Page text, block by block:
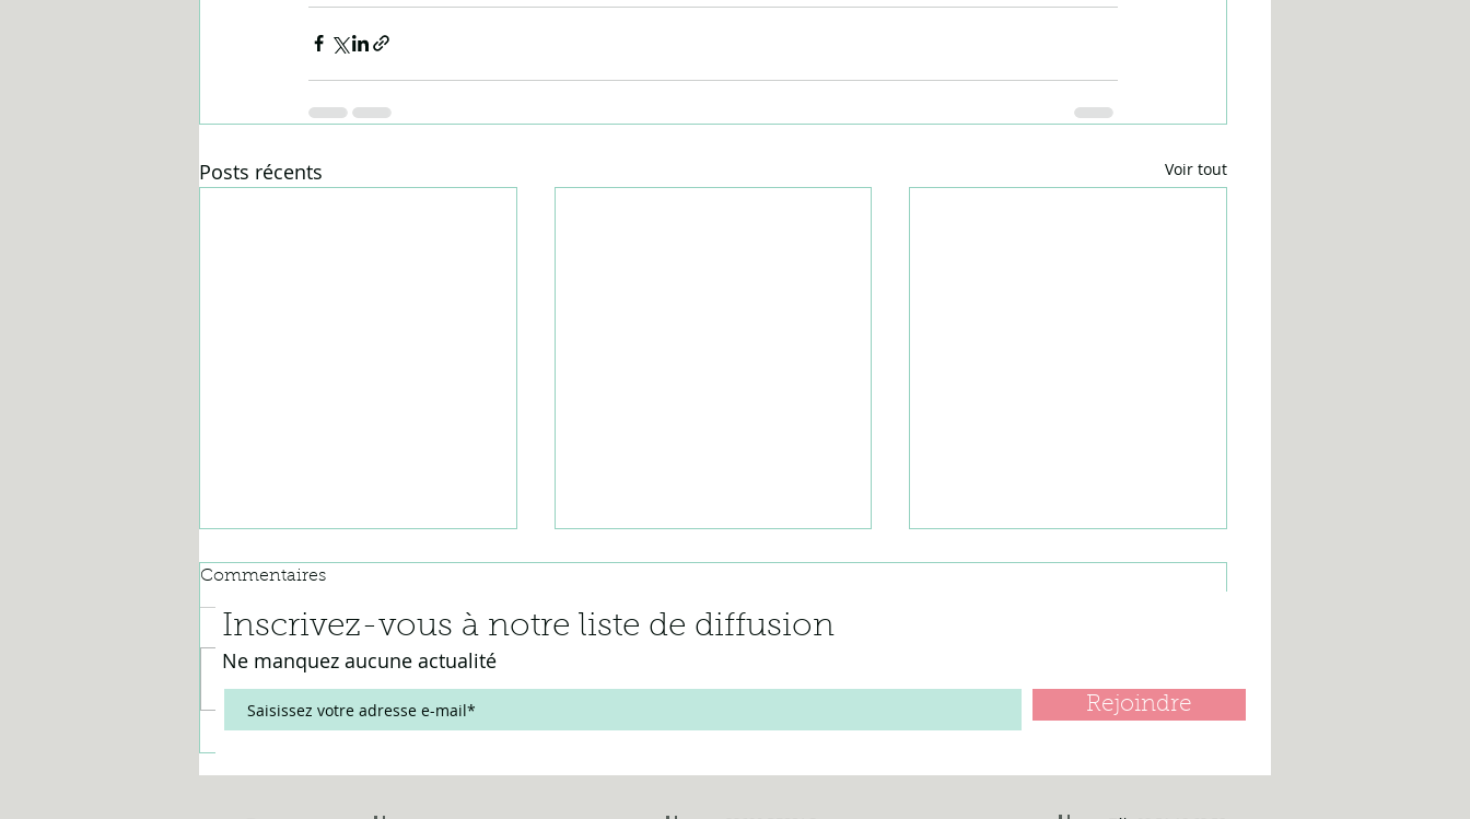
Posts récents Voir tout
Commentaires
Rédigez un commentaire...
Inscrivez-vous à notre liste de diffusion
Ne manquez aucune actualité
Rejoindre